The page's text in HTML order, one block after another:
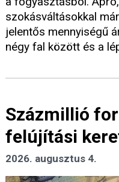
szokásváltásokkal
jelentős mennyiségű
négy fal között és a
Százmillió
felújítási
2026. augusztus 4.